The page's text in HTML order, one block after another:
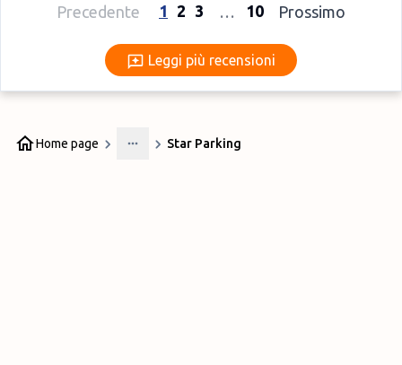
Precedente 1 2 3 … 10 Prossimo
Leggi più recensioni
Leggi più recensioni
Home page
More
Star Parking